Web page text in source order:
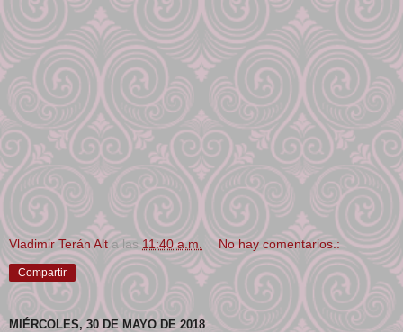
Vladimir Terán Alt a las 11:40 a.m. No hay comentarios.:
Compartir
MIÉRCOLES, 30 DE MAYO DE 2018